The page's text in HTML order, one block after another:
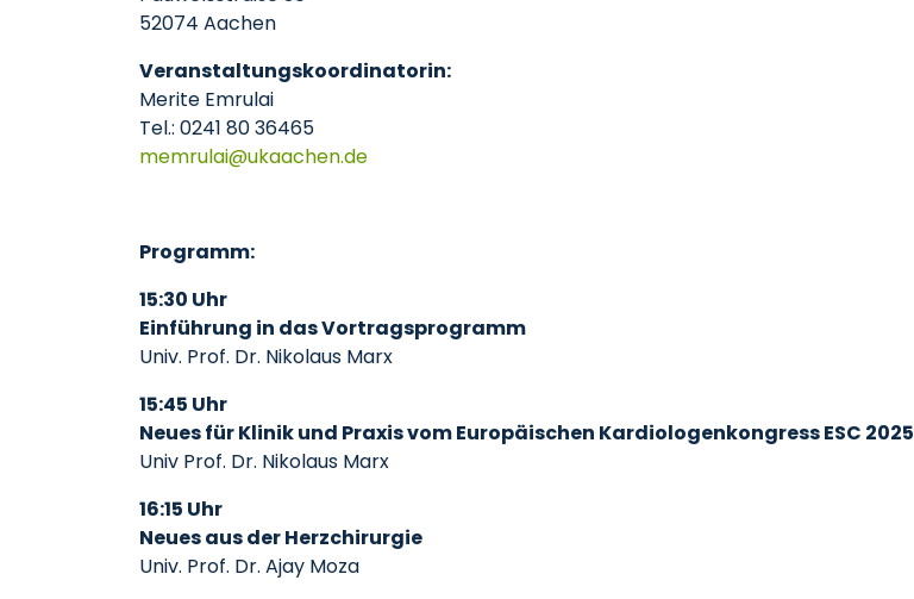
52074 Aachen
Veranstaltungskoordinatorin:
Merite Emrulai
Tel.: 0241 80 36465
memrulai
ukaachende
Programm:
15:30 Uhr
Einführung in das Vortragsprogramm
Univ. Prof. Dr. Nikolaus Marx
15:45 Uhr
Neues für Klinik und Praxis vom Europäischen Kardiologenkongress ESC 2025
Univ Prof. Dr. Nikolaus Marx
16:15 Uhr
Neues aus der Herzchirurgie
Univ. Prof. Dr. Ajay Moza